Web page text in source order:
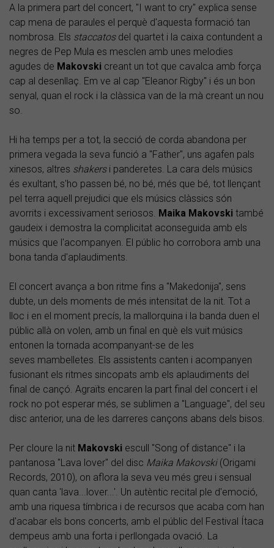
A la primera part del concert, "I want to cry" explica sense
cap mena de paraules el perquè d'aquesta formació tan
nombrosa. Els staccatos del quartet i la caixa contundent a
negres de Pep Mula es mesclen amb unes melodies
agudes de Makovski creant un tot que cavalca amb força
cap al desenllaç. Em ve al cap "Eleanor Rigby" i és un bon
senyal, quan el rock i la clàssica van de la mà creant un nou
so.
Hi ha temps per a tot, la secció de corda abandona per
primera vegada la seva funció a "Father", uns agafen pals
xinesos, altres shakersi panderetes. La cara dels músics
és exultant, s'ho passen bé, no bé, més que bé, tot llençant
pel terra aquell prejudici que els músics clàssics són
avorrits i excessivament seriosos. Maika Makovski també
gaudeix i demostra la complicitat aconseguida amb els
músics que l'acompanyen. El públic ho corrobora amb una
bona tanda d'aplaudiments.
El concert avança a bon ritme fins a "Makedonija", sens
dubte, un dels moments de més intensitat de la nit. Tot a
lloc i en el moment precís, la mallorquina i la banda duen el
públic allà on volen, amb un final en què els vuit músics
entonen la tornada acompanyant-se de les
seves mambelletes. Els assistents canten i acompanyen
fusionant els ritmes sincopats amb els aplaudiments del
final de cançó. Agraïts encaren la part final del concert i el
rock no pot esperar més, se sublimen a "Language", del seu
disc anterior, una de les darreres cançons abans dels bisos.
Per cloure la nit Makovski escull "Song of distance" i la
pantanosa "Lava lover" del disc Maika Makovski(Origami
Records, 2010), on aflora la seva veu més greu i sensual
quan canta 'lava...lover...'. Un autèntic recital ple d'emoció,
amb una riquesa tímbrica i de recursos que acaba com han
d'acabar els bons concerts, amb el públic del Festival Ítaca
dempeus amb una forta i perllongada ovació. La